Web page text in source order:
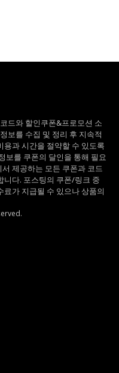
드와 할인쿠폰&프로모션 소
보를 수집 및 정리 후 지속적
용과 시간을 절약할 수 있도록
보를 쿠폰의 달인을 통해 필요
제공하는 모든 쿠폰과 코드
니다. 포스팅의 쿠폰/링크 중
료가 지급될 수 있으나상품의